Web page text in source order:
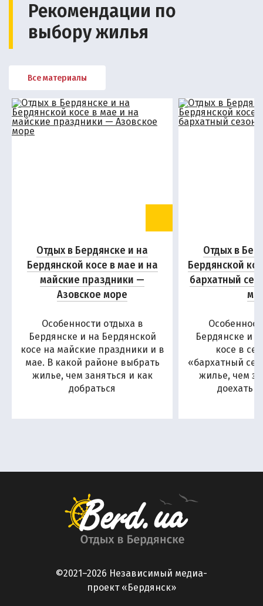
Рекомендации по
выбору жилья
Все материалы
Отдых в Бердянске и на
Бердянской косе в мае и на
майские праздники —
Азовское море
Особенности отдыха в
Бердянске и на Бердянской
косе на майские праздники и в
мае. В какой районе выбрать
жилье, чем заняться и как
добраться
Отдых в
Бердянской
бархатный
Бердянске и
косе в
«бархатный
жилье, чем
доехать
©2021–2026 Независимый медиа-
проект «Бердянск»